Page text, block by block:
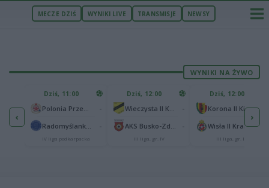
MECZE DZIŚ WYNIKI LIVE TRANSMISJE NEWSY
WYNIKI NA ŻYWO
‹
1
1
Dziś, 11:00
IV liga podkarpacka
Dziś, 12:00
III liga, gr. IV
Dziś, 12:00
Korona II Kielce
Wisła II Kraków
III liga, gr. IV
›